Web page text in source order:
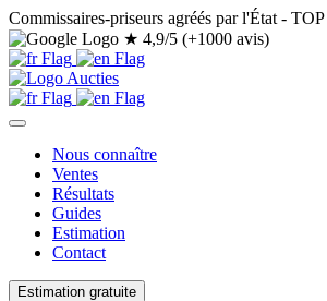
Commissaires-priseurs agréés par l'État -
★ 4,9/5 (+1000 avis)
Nous connaître
Ventes
Résultats
Guides
Estimation
Contact
Estimation gratuite